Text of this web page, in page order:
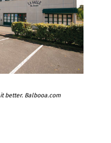
better. Balbooa.com